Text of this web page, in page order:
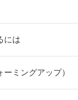
には
ミングアップ）